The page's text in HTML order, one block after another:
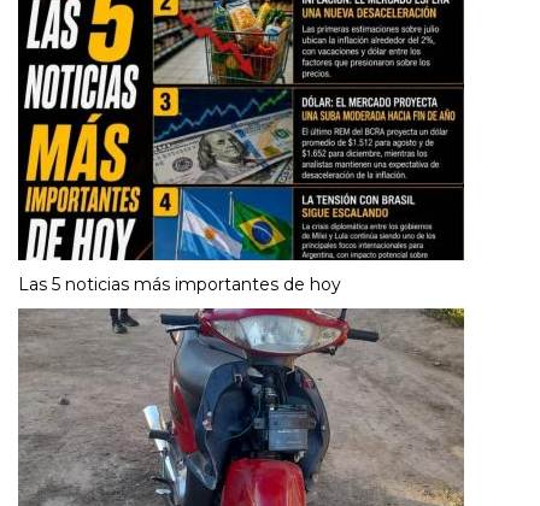
Las 5 noticias más importantes de hoy